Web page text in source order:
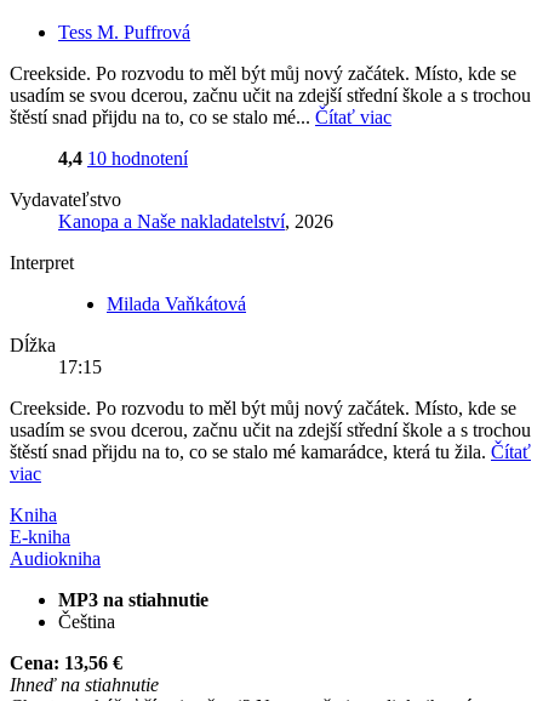
Tess M. Puffrová
Creekside. Po rozvodu to měl být můj nový začátek. Místo, kde se
usadím se svou dcerou, začnu učit na zdejší střední škole a s trochou
štěstí snad přijdu na to, co se stalo mé... Čítať viac
4,4 10 hodnotení
Vydavateľstvo
Kanopa a Naše nakladatelství, 2026
Interpret
Milada Vaňkátová
Dĺžka
17:15
Creekside. Po rozvodu to měl být můj nový začátek. Místo, kde se
usadím se svou dcerou, začnu učit na zdejší střední škole a s trochou
štěstí snad přijdu na to, co se stalo mé kamarádce, která tu žila. Čítať
viac
Kniha
E-kniha
Audiokniha
MP3 na stiahnutie
Čeština
Cena: 13,56 €
Ihneď na stiahnutie